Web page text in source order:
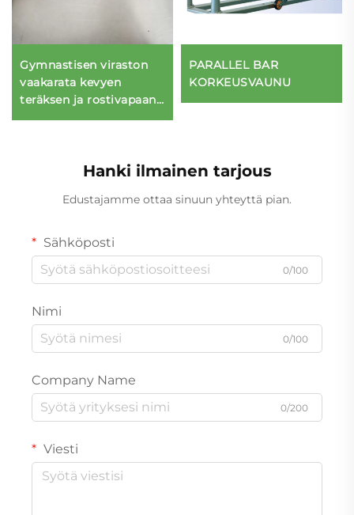
Gymnastisen viraston
vaakarata kevyen
teräksen ja rostivapaan
teräksen avulla
PARALLEL BAR
KORKEUSVAUNU
Hanki ilmainen tarjous
Edustajamme ottaa sinuun yhteyttä pian.
Sähköposti
0/100
Nimi
0/100
Company Name
0/200
Viesti